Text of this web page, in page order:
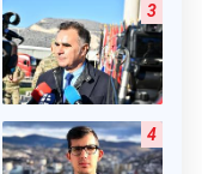
3
4